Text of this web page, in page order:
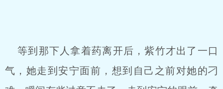
等到那下人拿着药离开后，紫竹才出了一口
气，她走到安宁面前，想到自己之前对她的刁